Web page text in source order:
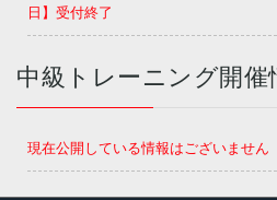
日】受付終了
中級トレーニング開催
現在公開している情報はございません